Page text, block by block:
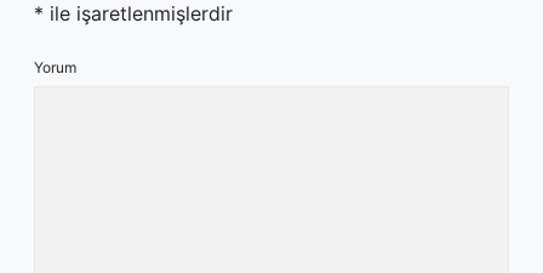
* ile işaretlenmişlerdir
Yorum